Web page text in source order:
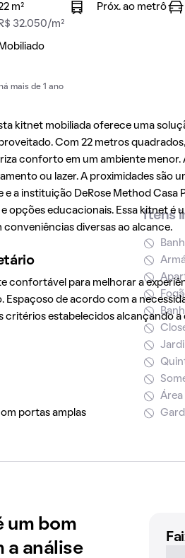
m²
R$ 32.050/m²
Próx. ao metrô
Mobiliado
mais de 1 ano
kitnet mobiliada oferece uma
Com 22 metros
conforto em um ambiente
ou lazer. A proximidades são
e a instituição DeRose Method
opções educacionais. Essa kitnet é
diversas ao alcance.
confortável para melhorar a
de acordo com a
critérios estabelecidos alcançando a
portas amplas
Itens
Área
um bom
a análise